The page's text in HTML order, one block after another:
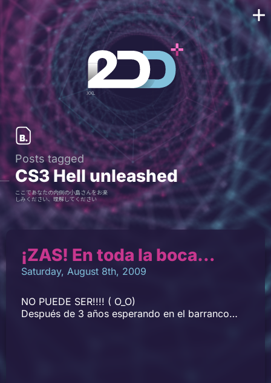
Posts tagged
CS3 Hell unleashed
ここであなたの内側の小島さんをお楽
しみください、理解してください
¡ZAS! En toda la boca…
Saturday, August 8th, 2009
NO PUEDE SER!!!! ( O_O)
Después de 3 años esperando en el barranco…